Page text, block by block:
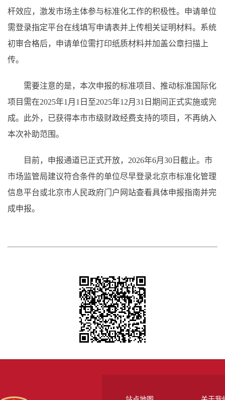
杆效应，激发市场主体参与标准化工作的积极性。申请单位
需登录指定平台在线填写申请表并上传相关证明材料。系统
初审合格后，申请单位需打印纸质材料并加盖公章扫描上
传。
需要注意的是，本次申报的标准项目、推动标准国际化
项目需在2025年1月1日至2025年12月31日期间正式实施或完
成。此外，已获得本市市级财政经费支持的项目，不再纳入
本次补助范围。
目前，申报通道已正式开放，2026年6月30日截止。市
市场监管局建议符合条件的单位尽早登录北京市标准化管理
信息平台或北京市人民政府门户网站查看具体申报指南并完
成申报。